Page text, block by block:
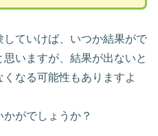
ていけば、いつか結果がで
いますが、結果が出ないと
なる可能性もありますよ
がでしょうか？